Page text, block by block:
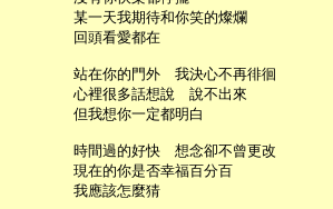
     某一天我期待和你笑的燦爛
     回頭看愛都在
     站在你的門外　我決心不再徘徊
     心裡很多話想說　說不出來
     但我想你一定都明白
     時間過的好快　想念卻不曾更改
     現在的你是否幸福百分百
     我應該怎麼猜